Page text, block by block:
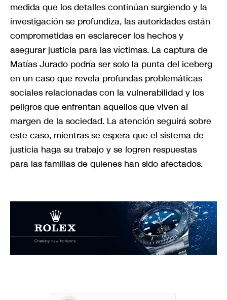
medida que los detalles continúan surgiendo y la
investigación se profundiza, las autoridades están
comprometidas en esclarecer los hechos y
asegurar justicia para las víctimas. La captura de
Matías Jurado podría ser solo la punta del iceberg
en un caso que revela profundas problemáticas
sociales relacionadas con la vulnerabilidad y los
peligros que enfrentan aquellos que viven al
margen de la sociedad. La atención seguirá sobre
este caso, mientras se espera que el sistema de
justicia haga su trabajo y se logren respuestas
para las familias de quienes han sido afectados.